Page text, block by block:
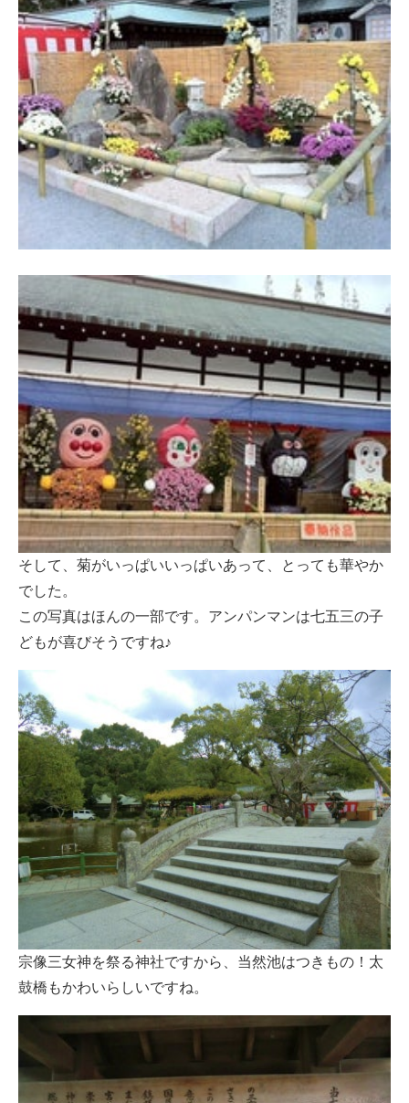
そして、菊がいっぱいいっぱいあって、とっても華やか
でした。
この写真はほんの一部です。アンパンマンは七五三の子
どもが喜びそうですね♪
宗像三女神を祭る神社ですから、当然池はつきもの！太
鼓橋もかわいらしいですね。